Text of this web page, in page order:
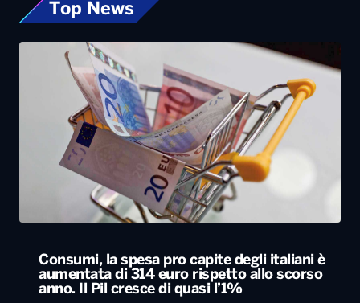
Top News
Consumi, la spesa pro capite degli italiani è
aumentata di 314 euro rispetto allo scorso
anno. Il Pil cresce di quasi l’1%